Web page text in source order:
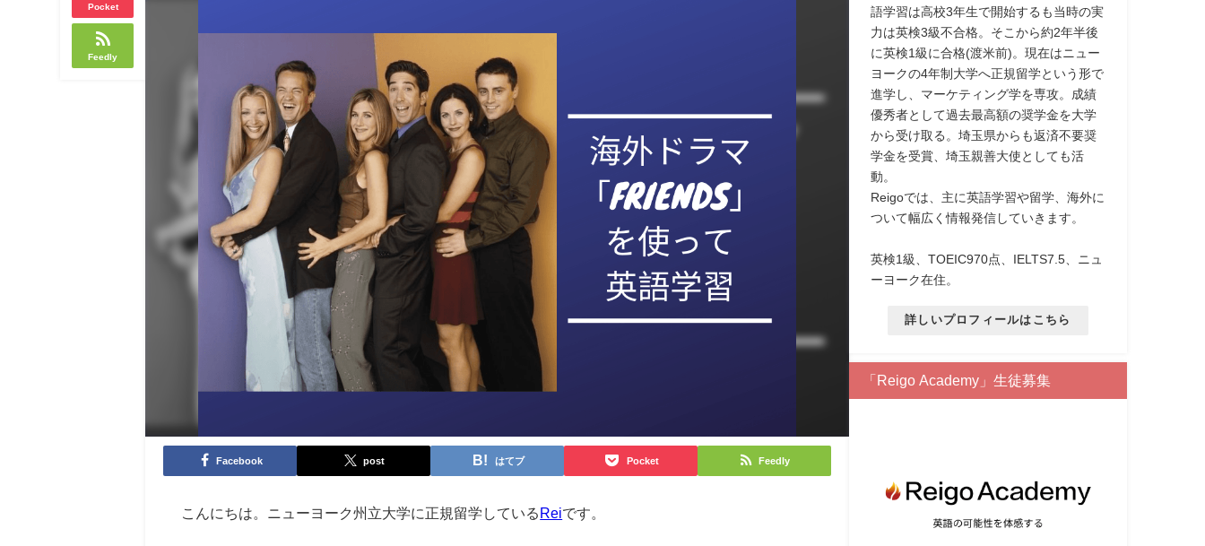
Pocket
Feedly
Facebook post はてブ Pocket Feedly
こんにちは。ニューヨーク州立大学に正規留学している Reiです。
語学習は高校3年生で開始するも当時の実
力は英検3級不合格。そこから約2年半後
に英検1級に合格(渡米前)。現在はニュー
ヨークの4年制大学へ正規留学という形で
進学し、マーケティング学を専攻。成績
優秀者として過去最高額の奨学金を大学
から受け取る。埼玉県からも返済不要奨
学金を受賞、埼玉親善大使としても活
動。
Reigoでは、主に英語学習や留学、海外に
ついて幅広く情報発信していきます。
英検1級、TOEIC970点、IELTS7.5、ニュ
ーヨーク在住。
詳しいプロフィールはこちら
「Reigo Academy」生徒募集